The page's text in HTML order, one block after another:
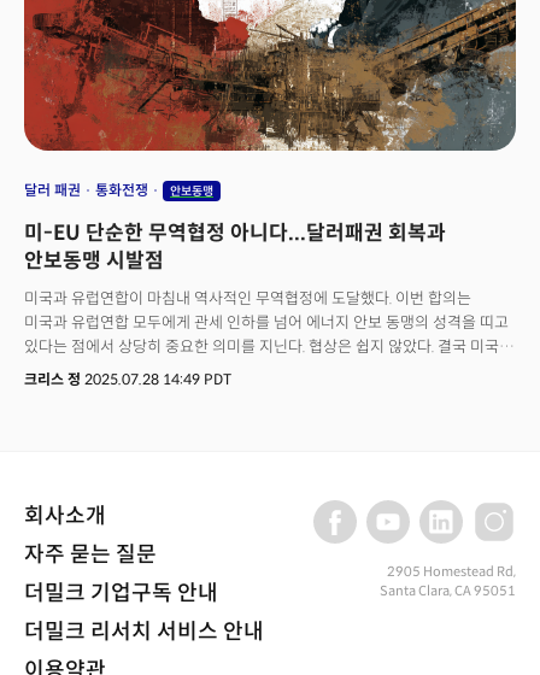
달러 패권 통화전쟁 안보동맹
미-EU 단순한 무역협정 아니다...달러패권 회복과
안보동맹 시발점
미국과 유럽연합이 마침내 역사적인 무역협정에 도달했다. 이번 합의는
미국과 유럽연합 모두에게 관세 인하를 넘어 에너지 안보 동맹의 성격을 띠고
있다는 점에서 상당히 중요한 의미를 지닌다. 협상은 쉽지 않았다. 결국 미국과
EU의 지도자가 직접 얼굴을 맞대고 논의한 끝에 겨우 합의를 끌어낼 수
낮춘다고 발표했다. 그는 월요일 추가 브리핑에서 "협상하지 않은 국가들에
대한 글로벌 기준 관세는 15-20% 수준이 될 것"이라고 밝히며 기존의 10%
기준 관세보다 상향 조정될 것임을 시사했다. 이는 사실상 미국과 전략적
파트너십을 맺은 국가와 그렇지 않은 국가 간 차별화를 더욱 명확히 한 조치로
공급원을 다변화하고 유럽의 에너지 안보에 기여할 것"이라며 "러시아 가스와
석유를 상당량의 미국 LNG, 석유, 핵연료로 대체할 것"이라고 설명했다. 이는
크리스 정 2025.07.28 14:49 PDT
회사소개
자주 묻는 질문
더밀크 기업구독 안내
더밀크 리서치 서비스 안내
2905 Homestead Rd,
Santa Clara, CA 95051